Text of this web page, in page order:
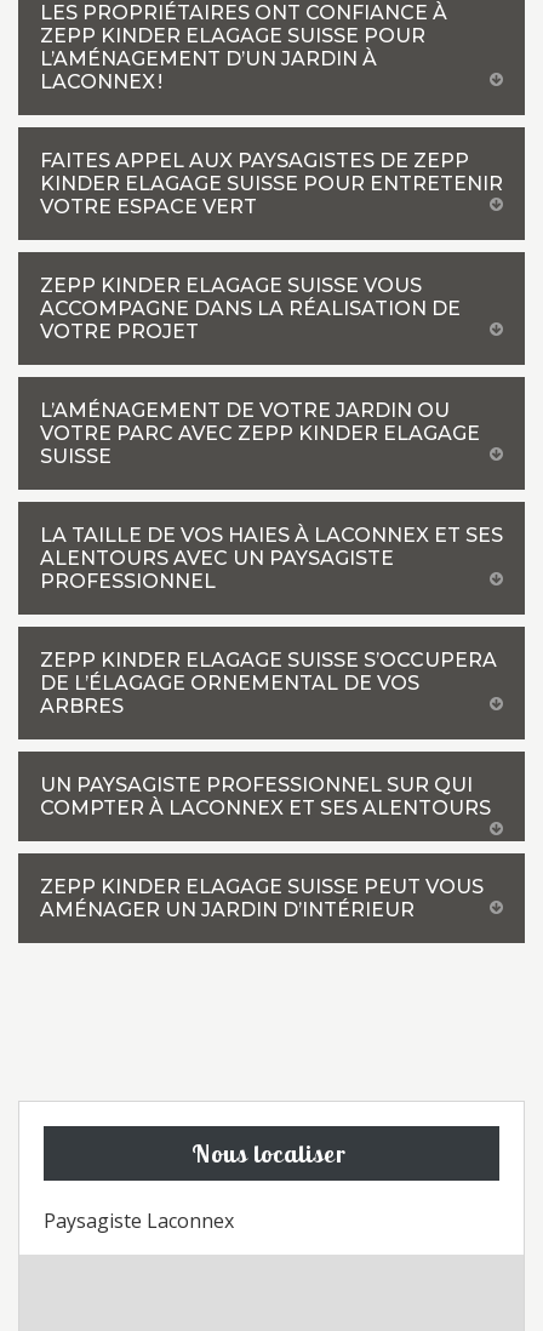
LES PROPRIÉTAIRES ONT CONFIANCE À
ZEPP KINDER ELAGAGE SUISSE POUR
L’AMÉNAGEMENT D’UN JARDIN À
LACONNEX !
FAITES APPEL AUX PAYSAGISTES DE ZEPP
KINDER ELAGAGE SUISSE POUR ENTRETENIR
VOTRE ESPACE VERT
ZEPP KINDER ELAGAGE SUISSE VOUS
ACCOMPAGNE DANS LA RÉALISATION DE
VOTRE PROJET
L’AMÉNAGEMENT DE VOTRE JARDIN OU
VOTRE PARC AVEC ZEPP KINDER ELAGAGE
SUISSE
LA TAILLE DE VOS HAIES À LACONNEX ET SES
ALENTOURS AVEC UN PAYSAGISTE
PROFESSIONNEL
ZEPP KINDER ELAGAGE SUISSE S’OCCUPERA
DE L’ÉLAGAGE ORNEMENTAL DE VOS
ARBRES
UN PAYSAGISTE PROFESSIONNEL SUR QUI
COMPTER À LACONNEX ET SES ALENTOURS
ZEPP KINDER ELAGAGE SUISSE PEUT VOUS
AMÉNAGER UN JARDIN D’INTÉRIEUR
Nous localiser
Paysagiste Laconnex